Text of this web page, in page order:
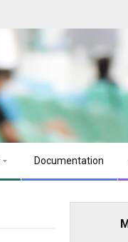
Documentation